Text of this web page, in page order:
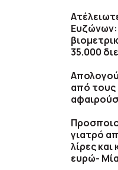
Ευζώνων:
35.000
από τους
γιατρό
λίρες
ευρώ-